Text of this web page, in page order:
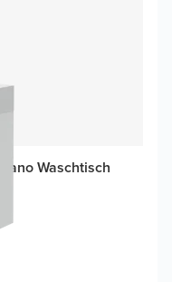
Waschtisch